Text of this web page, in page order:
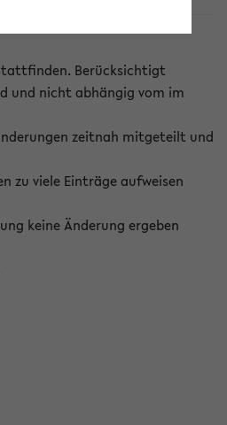
Berücksichtigt
und nicht abhängig vom im
zeitnah mitgeteilt und
zu viele Einträge aufweisen
keine Änderung ergeben